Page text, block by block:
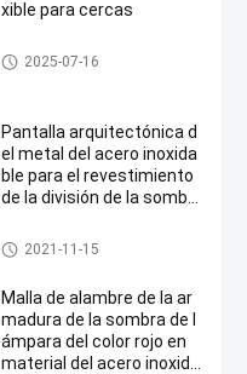
xible para cercas
malla de alambre arquitectóni
ca
2025-07-16
Pantalla arquitectónica d
el metal del acero inoxida
ble para el revestimiento
de la división de la sombril
malla de alambre arquitectóni
ca
2021-11-15
Malla de alambre de la ar
madura de la sombra de l
ámpara del color rojo en
material del acero inoxida